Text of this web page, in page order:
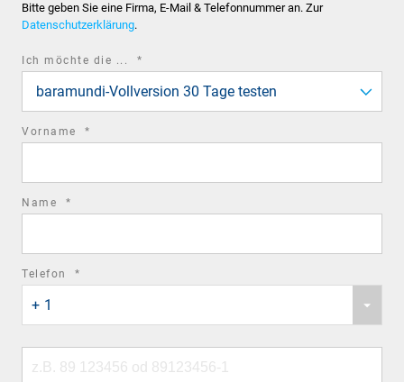
Bitte geben Sie eine Firma, E-Mail & Telefonnummer an. Zur
Datenschutzerklärung.
Ich möchte die ... *
baramundi-Vollversion 30 Tage testen
Vorname *
Name *
Telefon *
country
code
+ 1
number